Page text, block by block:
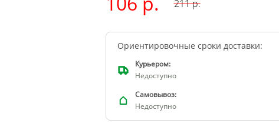
211р.
Ориентировочные сроки доставки:
Курьером:
Недоступно
Самовывоз:
Недоступно